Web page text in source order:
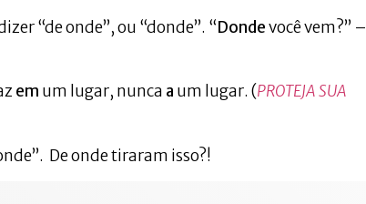
“de onde”, ou “donde”. “Dondevocê vem?” –
em um lugar, nunca a um lugar. (PROTEJA SUA
De onde tiraram isso?!